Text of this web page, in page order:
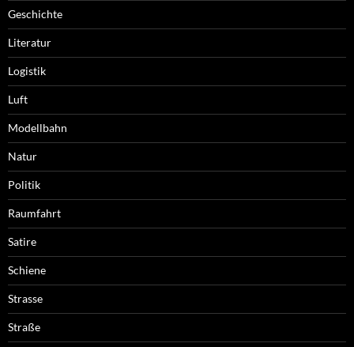
Geschichte
Literatur
Logistik
Luft
Modellbahn
Natur
Politik
Raumfahrt
Satire
Schiene
Strasse
Straße